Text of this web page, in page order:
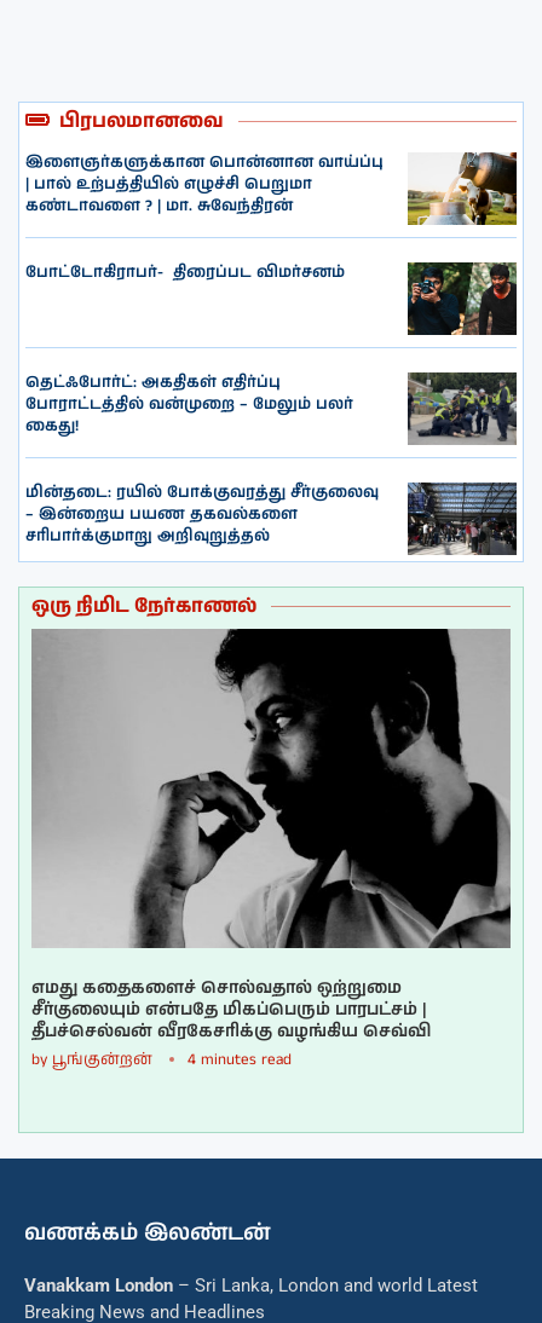
பிரபலமானவை
இளைஞர்களுக்கான பொன்னான வாய்ப்பு
| பால் உற்பத்தியில் எழுச்சி பெறுமா
கண்டாவளை ? | மா. சுவேந்திரன்
போட்டோகிராபர்- ‌ திரைப்பட விமர்சனம்
தெட்ஃபோர்ட்: அகதிகள் எதிர்ப்பு
போராட்டத்தில் வன்முறை – மேலும் பலர்
கைது!
மின்தடை: ரயில் போக்குவரத்து சீர்குலைவு
– இன்றைய பயண தகவல்களை
சரிபார்க்குமாறு அறிவுறுத்தல்
ஒரு நிமிட நேர்காணல்
எமது கதைகளைச் சொல்வதால் ஒற்றுமை
சீர்குலையும் என்பதே மிகப்பெரும் பாரபட்சம் |
தீபச்செல்வன் வீரகேசரிக்கு வழங்கிய செவ்வி
by பூங்குன்றன் 4 minutes read
வணக்கம் இலண்டன்
Vanakkam London – Sri Lanka, London and world Latest
Breaking News and Headlines